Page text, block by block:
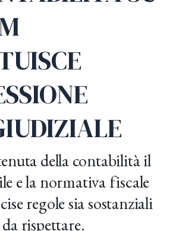
della contabilità il
e la normativa fiscale
regole sia sostanziali
rispettare.